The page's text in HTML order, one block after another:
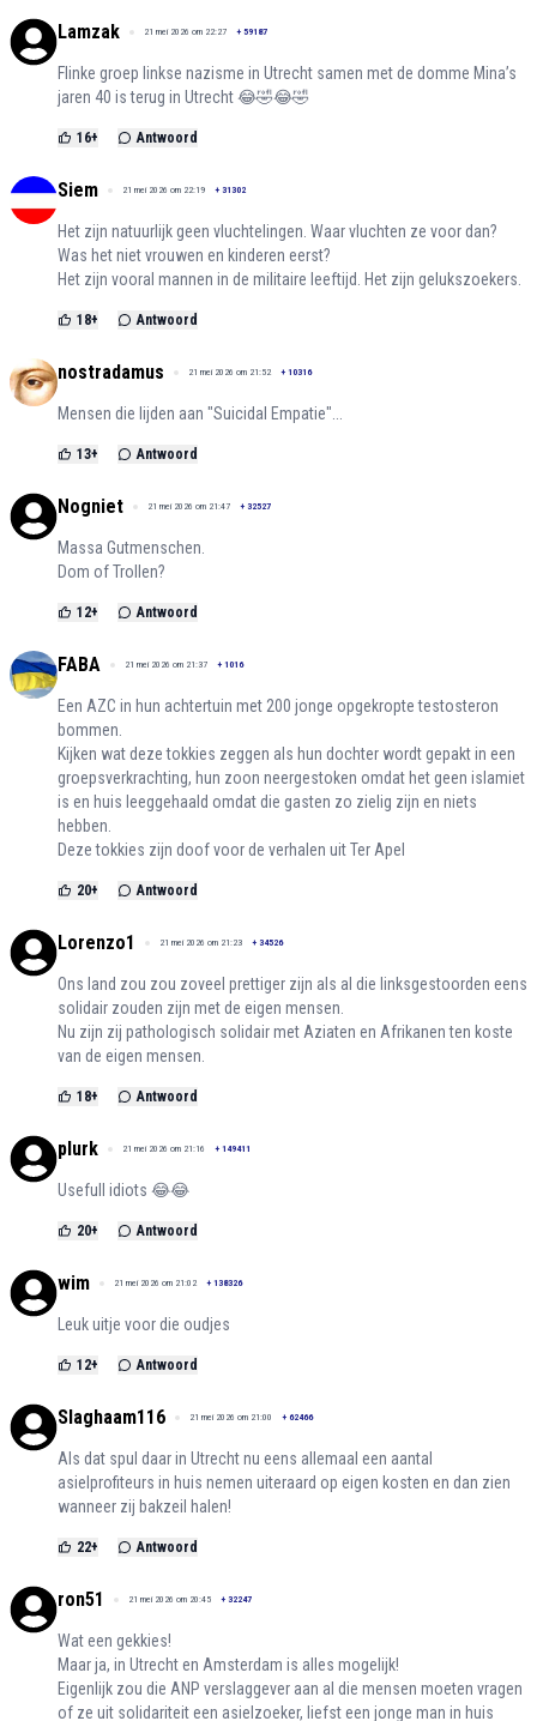
Lamzak 21 mei 2026 om 22:27 + 59187
Flinke groep linkse nazisme in Utrecht samen met de domme Mina’s
jaren 40 is terug in Utrecht 😂🤣😂🤣
16+ Antwoord
Siem 21 mei 2026 om 22:19 + 31302
Het zijn natuurlijk geen vluchtelingen. Waar vluchten ze voor dan?
Was het niet vrouwen en kinderen eerst?
Het zijn vooral mannen in de militaire leeftijd. Het zijn gelukszoekers.
18+ Antwoord
nostradamus 21 mei 2026 om 21:52 + 10316
Mensen die lijden aan "Suicidal Empatie"...
13+ Antwoord
Nogniet 21 mei 2026 om 21:47 + 32527
Massa Gutmenschen.
Dom of Trollen?
12+ Antwoord
FABA 21 mei 2026 om 21:37 + 1016
Een AZC in hun achtertuin met 200 jonge opgekropte testosteron
bommen.
Kijken wat deze tokkies zeggen als hun dochter wordt gepakt in een
groepsverkrachting, hun zoon neergestoken omdat het geen islamiet
is en huis leeggehaald omdat die gasten zo zielig zijn en niets
hebben.
Deze tokkies zijn doof voor de verhalen uit Ter Apel
20+ Antwoord
Lorenzo1 21 mei 2026 om 21:23 + 34526
Ons land zou zou zoveel prettiger zijn als al die linksgestoorden eens
solidair zouden zijn met de eigen mensen.
Nu zijn zij pathologisch solidair met Aziaten en Afrikanen ten koste
van de eigen mensen.
18+ Antwoord
plurk 21 mei 2026 om 21:16 + 149411
Usefull idiots 😂😂
20+ Antwoord
wim 21 mei 2026 om 21:02 + 138326
Leuk uitje voor die oudjes
12+ Antwoord
Slaghaam116 21 mei 2026 om 21:00 + 62466
Als dat spul daar in Utrecht nu eens allemaal een aantal
asielprofiteurs in huis nemen uiteraard op eigen kosten en dan zien
wanneer zij bakzeil halen!
22+ Antwoord
ron51 21 mei 2026 om 20:45 + 32247
Wat een gekkies!
Maar ja, in Utrecht en Amsterdam is alles mogelijk!
Eigenlijk zou die ANP verslaggever aan al die mensen moeten vragen
of ze uit solidariteit een asielzoeker, liefst een jonge man in huis